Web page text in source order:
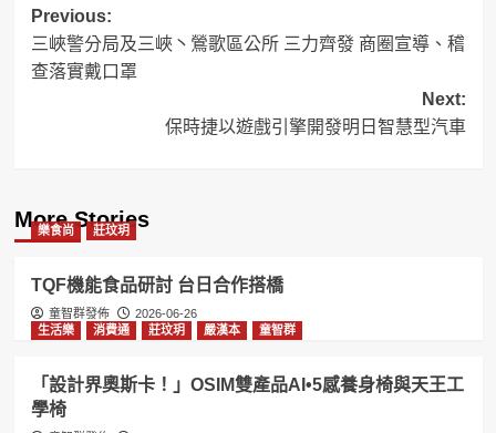
Post
navigation
Previous:
三峽警分局及三峽丶鶯歌區公所 三力齊發 商圈宣導、稽
查落實戴口罩
Next:
保時捷以遊戲引擎開發明日智慧型汽車
More Stories
樂食尚 莊玟玥
TQF機能食品研討 台日合作搭橋
童智群發佈
2026-06-26
生活樂
消費通 莊玟玥 嚴漢本 童智群
「設計界奧斯卡！」OSIM雙產品AI•5感養身椅與天王工
學椅